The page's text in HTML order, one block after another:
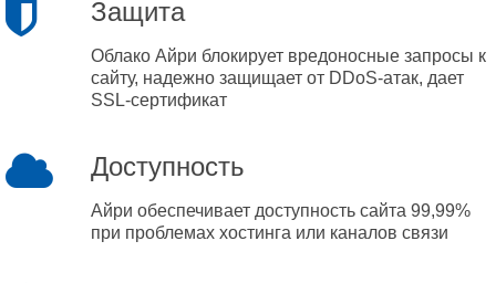
Защита
Облако Айри блокирует вредоносные запросы к
сайту, надежно защищает от DDoS-атак, дает
SSL-сертификат
Доступность
Айри обеспечивает доступность сайта 99,99%
при проблемах хостинга или каналов связи